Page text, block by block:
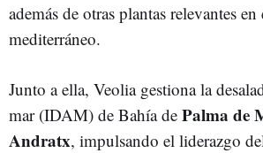
además de otras plantas relevantes en
mediterráneo.
Junto a ella, Veolia gestiona la
mar (IDAM) de Bahía de Palma de
Andratx, impulsando el liderazgo